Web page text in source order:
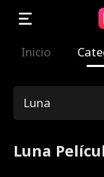
Inicio
Luna
Luna